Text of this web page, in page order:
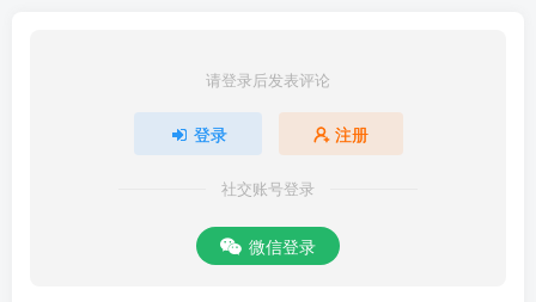
散，疾病去床：能使春秋冬夏，上下玄黄：能使四時節炁，天圆地
方。動作自然，五色玄黄，三明六律，七柔八刚，造作人形，無暗不
照，無明不光。北斗七星，布置諸宿。角亢氐房心尾箕，配屬束方：
凉，使金剋木，木自折傷：使木剋土，土自潛藏：使土剋水，水不流
请登录后发表评论
登录 注册
社交账号登录
微信登录